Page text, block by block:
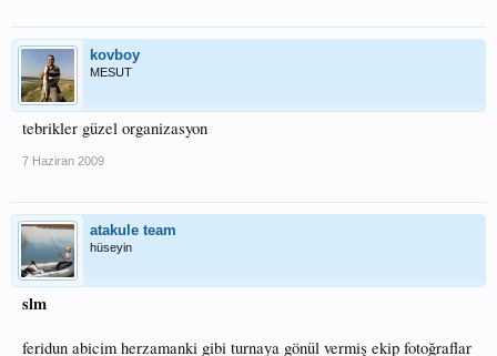
kovboy
MESUT
tebrikler güzel organizasyon
7 Haziran 2009
atakule team
hüseyin
slm
feridun abicim herzamanki gibi turnaya gönül vermiş ekip fotoğraflar